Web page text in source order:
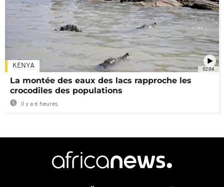
02:04
KENYA
La montée des eaux des lacs rapproche les
crocodiles des populations
Il y a 6 heures